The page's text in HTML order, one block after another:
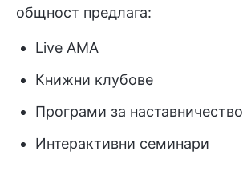
общност предлага:
Live AMA
Книжни клубове
Програми за наставничество
Интерактивни семинари